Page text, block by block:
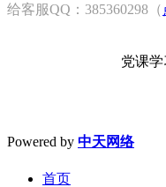
给客服QQ：385360298（
党课学
Powered by 中天网络
首页